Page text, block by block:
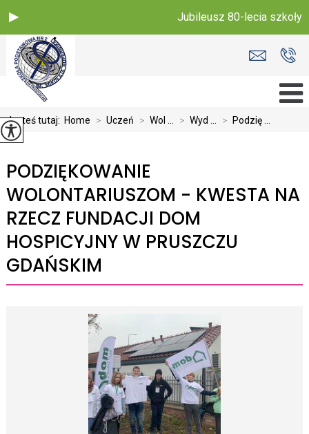
Jubileusz 80-lecia szkoły
Jesteś tutaj: Home > Uczeń > Wol ... > Wyd ... > Podzię ...
PODZIĘKOWANIE
WOLONTARIUSZOM - KWESTA NA
RZECZ FUNDACJI DOM
HOSPICYJNY W PRUSZCZU
GDAŃSKIM